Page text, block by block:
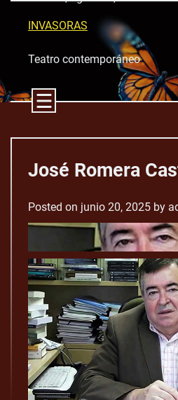
INVASORAS
Teatro contemporáneo
José Romera
Posted on junio 20, 2025 by